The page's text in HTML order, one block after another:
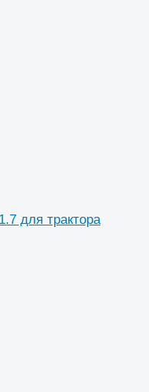
для трактора